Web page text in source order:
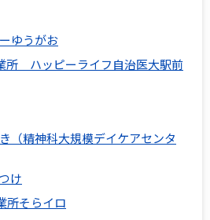
ゆうがお
所 ハッピーライフ自治医大駅前
（精神科大規模デイケアセンタ
け
所そらイロ